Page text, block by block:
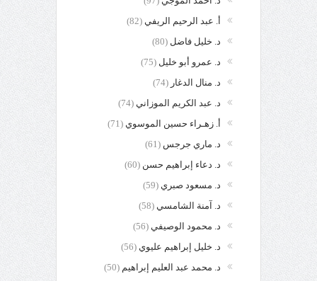
أ. عبد الرحيم الريفي (82)
د. خليل فاضل (80)
د. عمرو أبو خليل (75)
د. منال الدغار (74)
د. عبد الكريم الموزاني (74)
أ. زهـراء حسين الموسوي (71)
د. ماري جرجس (61)
د. دعاء إبراهيم حسن (60)
د. مسعود صبري (59)
د. آمنة الشامسي (58)
د. محمود الوصيفي (56)
د. خليل إبراهيم عليوي (56)
د. محمد عبد العليم إبراهيم (50)